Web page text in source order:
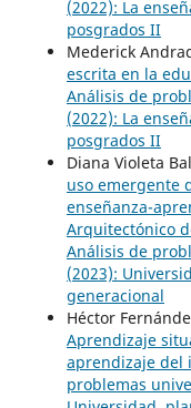
(2022): La
posgrados II
Mederick
escrita en la
Análisis de
(2022): La
posgrados II
Diana Violeta
uso emergente
enseñanza-
Arquitectónico
Análisis de
(2023):
generacional
Héctor
Aprendizaje
aprendizaje del
problemas